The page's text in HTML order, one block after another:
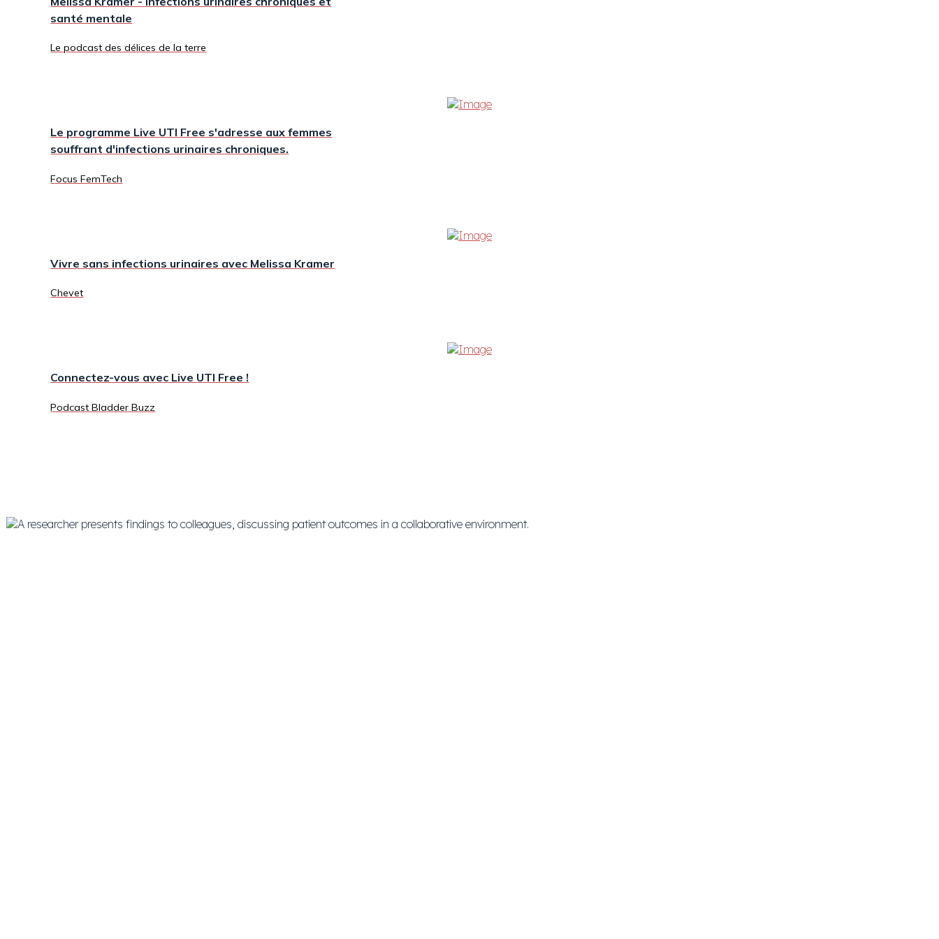
santé mentale
Le podcast des délices de la terre
Le programme Live UTI Free s'adresse aux femmes
souffrant d'infections urinaires chroniques.
Focus FemTech
Vivre sans infections urinaires avec Melissa Kramer
Chevet
Connectez-vous avec Live UTI Free !
Podcast Bladder Buzz